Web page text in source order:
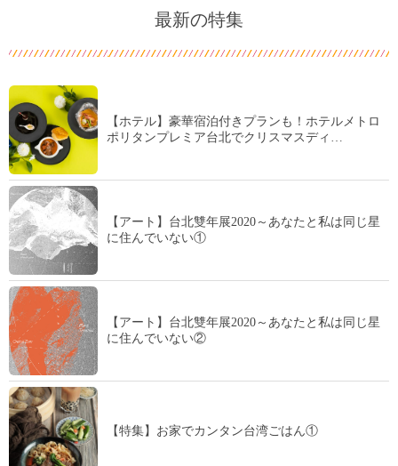
最新の特集
【ホテル】豪華宿泊付きプランも！ホテルメトロ
ポリタンプレミア台北でクリスマスディ…
【アート】台北雙年展2020～あなたと私は同じ星
に住んでいない①
【アート】台北雙年展2020～あなたと私は同じ星
に住んでいない②
【特集】お家でカンタン台湾ごはん①